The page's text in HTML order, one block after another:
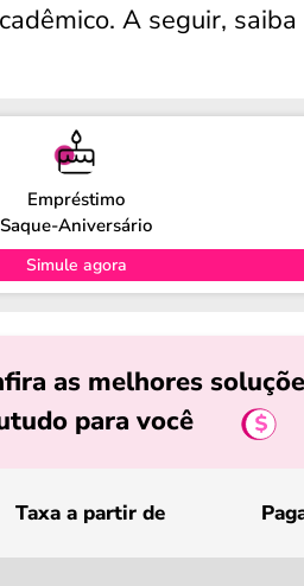
A seguir,
Empréstimo
Saque-Aniversário
Simule agora
as melhores
para você
Taxa a partir de